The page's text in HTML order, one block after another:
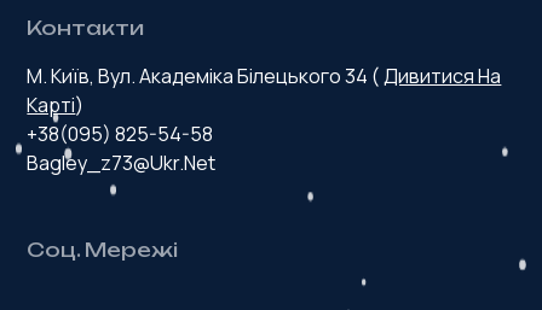
Контакти
М. Київ, Вул. Академіка Білецького 34 (Дивитися На
Карті)
+38(095) 825-54-58
Bagley_z73@ukr.net
Соц. Мережі